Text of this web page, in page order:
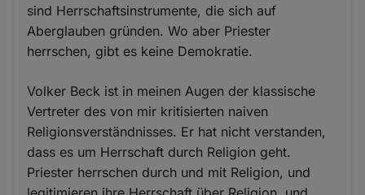
sind Herrschaftsinstrumente, die sich auf
Aberglauben gründen. Wo aber Priester
herrschen, gibt es keine Demokratie.
Volker Beck ist in meinen Augen der klassische
Vertreter des von mir kritisierten naiven
Religionsverständnisses. Er hat nicht verstanden,
dass es um Herrschaft durch Religion geht.
Priester herrschen durch und mit Religion, und